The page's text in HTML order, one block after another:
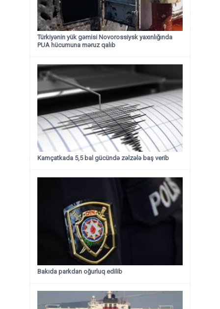
Türkiyənin yük gəmisi Novorossiysk yaxınlığında
PUA hücumuna məruz qalıb
Kamçatkada 5,5 bal gücündə zəlzələ baş verib
Bakıda parkdan oğurluq edilib